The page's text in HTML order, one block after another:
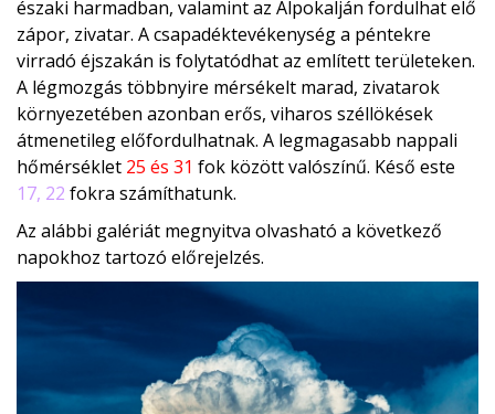
északi harmadban, valamint az Alpokalján fordulhat elő
zápor, zivatar. A csapadéktevékenység a péntekre
virradó éjszakán is folytatódhat az említett területeken.
A légmozgás többnyire mérsékelt marad, zivatarok
környezetében azonban erős, viharos széllökések
átmenetileg előfordulhatnak. A legmagasabb nappali
hőmérséklet 25 és 31 fok között valószínű. Késő este
17, 22 fokra számíthatunk.
Az alábbi galériát megnyitva olvasható a következő
napokhoz tartozó előrejelzés.